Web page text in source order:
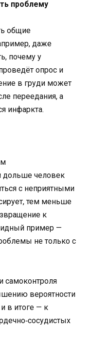
проблему
общие
даже
почему у
опрос и
в груди может
переедания, а
инфаркта.
дольше человек
с неприятными
тем меньше
к
пример —
не только с
самоконтроля
вероятности
в итоге — к